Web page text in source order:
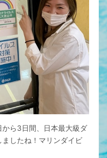
ら3日間、日本最大級ダ
したね！マリンダイビ